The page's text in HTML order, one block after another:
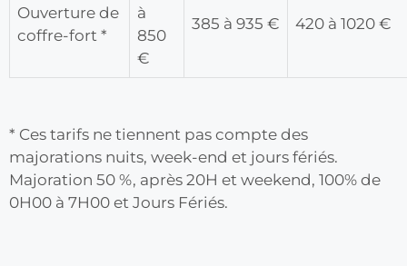
Ouverture de
coffre-fort *
à
850
€
385 à 935 € 420 à 1020 €
* Ces tarifs ne tiennent pas compte des
majorations nuits, week-end et jours fériés.
Majoration 50 %, après 20H et weekend, 100% de
0H00 à 7H00 et Jours Fériés.